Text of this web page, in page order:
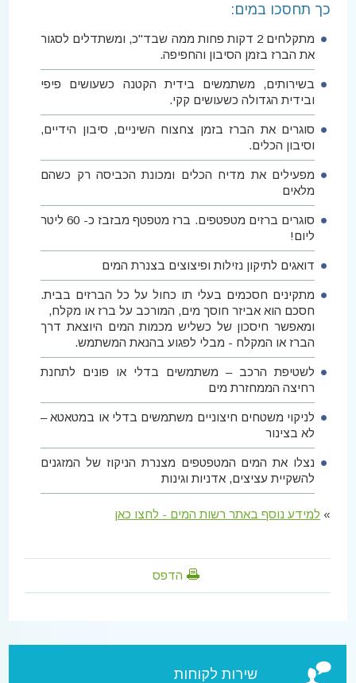
שירות לקוחות
כך תחסכו במים:
מתקלחים 2 דקות פחות ממה שבד"כ, ומשתדלים לסגור
את הברז בזמן הסיבון והחפיפה.
בשירותים, משתמשים בידית הקטנה כשעושים פיפי
ובידית הגדולה כשעושים קקי.
סוגרים את הברז בזמן צחצוח השיניים, סיבון הידיים,
וסיבון הכלים.
מפעילים את מדיח הכלים ומכונת הכביסה רק כשהם
מלאים
סוגרים ברזים מטפטפים. ברז מטפטף מבזבז כ- 60 ליטר
ליום!
דואגים לתיקון נזילות ופיצוצים בצנרת המים
מתקינים חסכמים בעלי תו כחול על כל הברזים בבית.
חסכם הוא אביזר חוסך מים, המורכב על ברז או מקלח,
ומאפשר חיסכון של כשליש מכמות המים היוצאת דרך
הברז או המקלח - מבלי לפגוע בהנאת המשתמש.
לשטיפת הרכב – משתמשים בדלי או פונים לתחנת
רחיצה הממחזרת מים
לניקוי משטחים חיצוניים משתמשים בדלי או במטאטא –
לא בצינור
נצלו את המים המטפטפים מצנרת הניקוז של המזגנים
להשקיית עציצים, אדניות וגינות
» למידע נוסף באתר רשות המים - לחצו כאן
הדפס